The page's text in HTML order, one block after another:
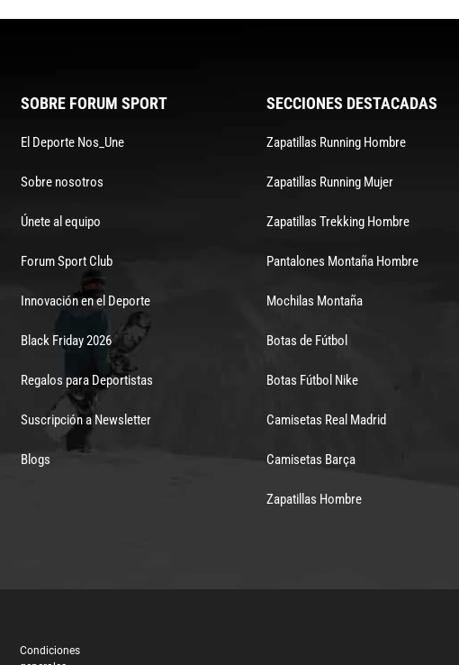
SOBRE FORUM SPORT
El Deporte Nos_Une
Sobre nosotros
Únete al equipo
Forum Sport Club
Innovación en el Deporte
Black Friday 2026
Regalos para Deportistas
Suscripción a Newsletter
Blogs
SECCIONES DESTACADAS
Zapatillas Running Hombre
Zapatillas Running Mujer
Zapatillas Trekking Hombre
Pantalones Montaña Hombre
Mochilas Montaña
Botas de Fútbol
Botas Fútbol Nike
Camisetas Real Madrid
Camisetas Barça
Zapatillas Hombre
Condiciones